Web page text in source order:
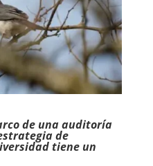
de una auditoría
de
tiene un